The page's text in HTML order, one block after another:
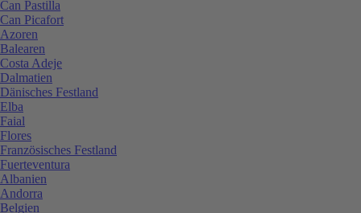
Can Pastilla
Can Picafort
Azoren
Balearen
Costa Adeje
Dalmatien
Dänisches Festland
Elba
Faial
Flores
Französisches Festland
Fuerteventura
Albanien
Andorra
Belgien